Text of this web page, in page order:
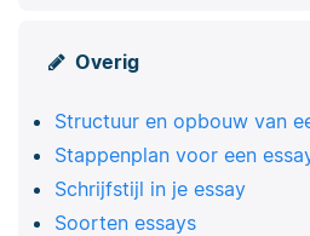
Overig
Structuur en opbouw van
Stappenplan voor een
Schrijfstijl in je essay
Soorten essays